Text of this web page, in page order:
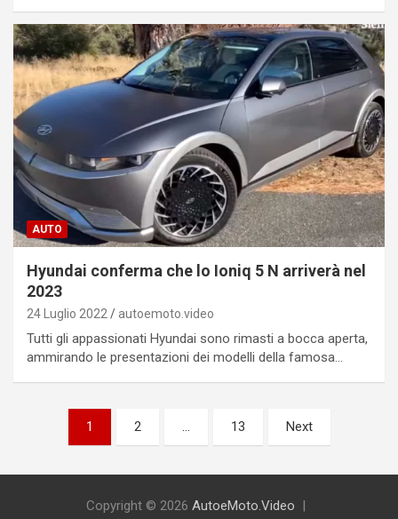
AUTO
Hyundai conferma che lo Ioniq 5 N arriverà nel
2023
24 Luglio 2022 autoemoto.video
Tutti gli appassionati Hyundai sono rimasti a bocca aperta,
ammirando le presentazioni dei modelli della famosa…
Paginazione
articoli
1 2 … 13 Next
Copyright © 2026 AutoeMoto.Video